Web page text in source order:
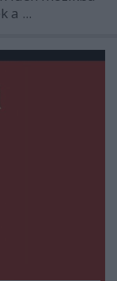
a ...